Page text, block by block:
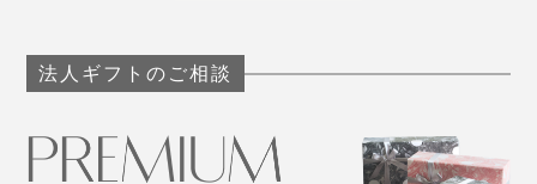
法人ギフトのご相談